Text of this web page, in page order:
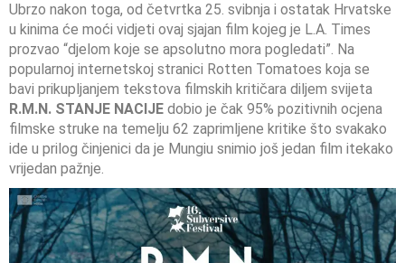
Ubrzo nakon toga, od četvrtka 25. svibnja i ostatak Hrvatske
u kinima će moći vidjeti ovaj sjajan film kojeg je L.A. Times
prozvao “djelom koje se apsolutno mora pogledati”. Na
popularnoj internetskoj stranici Rotten Tomatoes koja se
bavi prikupljanjem tekstova filmskih kritičara diljem svijeta
R.M.N. STANJE NACIJE dobio je čak 95% pozitivnih ocjena
filmske struke na temelju 62 zaprimljene kritike što svakako
ide u prilog činjenici da je Mungiu snimio još jedan film itekako
vrijedan pažnje.